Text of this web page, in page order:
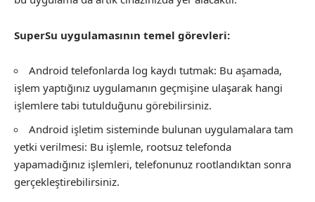
SuperSu uygulamasının temel görevleri:
Android telefonlarda log kaydı tutmak: Bu aşamada,
işlem yaptığınız uygulamanın geçmişine ulaşarak hangi
işlemlere tabi tutulduğunu görebilirsiniz.
Android işletim sisteminde bulunan uygulamalara tam
yetki verilmesi: Bu işlemle, rootsuz telefonda
yapamadığınız işlemleri, telefonunuz rootlandıktan sonra
gerçekleştirebilirsiniz.